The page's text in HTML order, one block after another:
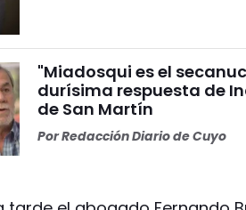
"Miadosqui es el
durísima respuesta de
de San Martín
PorRedacción Diario de Cuyo